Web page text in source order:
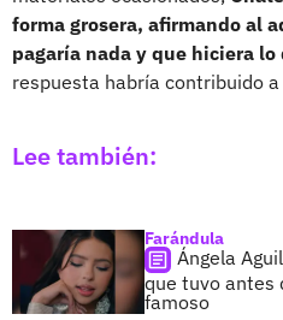
forma grosera, afirmando al
pagaría nada y que hiciera
respuesta habría contribuido
Lee también:
Farándula
Ángela
que tuvo antes
famoso